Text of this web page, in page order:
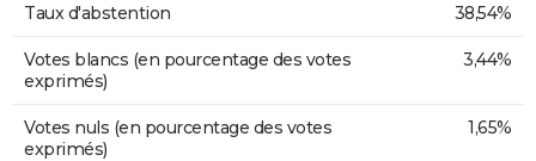
Taux d'abstention 38,54%
Votes blancs (en pourcentage des votes
exprimés)
3,44%
Votes nuls (en pourcentage des votes
exprimés)
1,65%